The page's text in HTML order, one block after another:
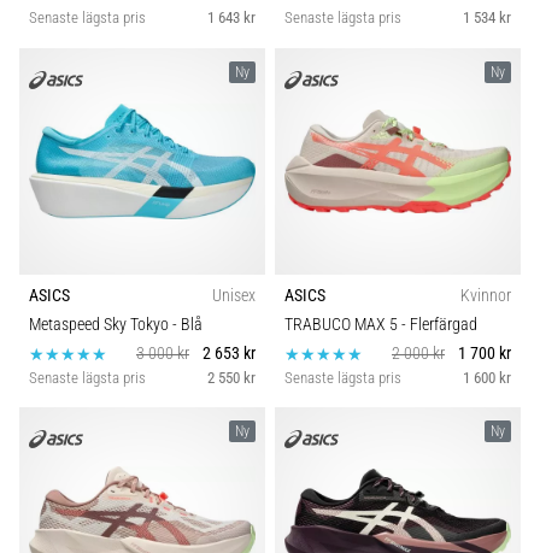
Senaste lägsta pris 1 643 kr Senaste lägsta pris 1 534 kr
Ny
ASICS
Unisex
Metaspeed Sky Tokyo- Blå
3 000 kr
2 653 kr
Senaste lägsta pris 2 550 kr
Ny
ASICS
Kvinnor
TRABUCO MAX 5- Flerfärgad
2 000 kr
1 700 kr
Senaste lägsta pris 1 600 kr
Ny Ny